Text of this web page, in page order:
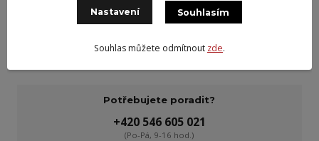
Potřebujete poradit?
+420 546 605 021
(Po-Pá, 9-16 hod.)
Nastavení Souhlasím
Souhlas můžete odmítnout zde.